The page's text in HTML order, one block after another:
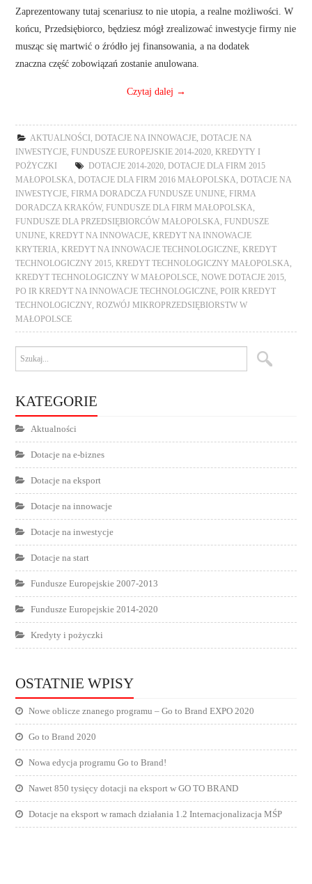
Zaprezentowany tutaj scenariusz to nie utopia, a realne możliwości. W
końcu, Przedsiębiorco, będziesz mógł zrealizować inwestycje firmy nie
musząc się martwić o źródło jej finansowania, a na dodatek
znaczna część zobowiązań zostanie anulowana.
Czytaj dalej →
AKTUALNOŚCI ,DOTACJE NA INNOWACJE ,DOTACJE NA
INWESTYCJE ,FUNDUSZE EUROPEJSKIE 2014-2020 ,KREDYTY I
POŻYCZKI
DOTACJE 2014-2020 ,DOTACJE DLA FIRM 2015
MAŁOPOLSKA ,DOTACJE DLA FIRM 2016 MAŁOPOLSKA ,DOTACJE NA
INWESTYCJE ,FIRMA DORADCZA FUNDUSZE UNIJNE ,FIRMA
DORADCZA KRAKÓW,FUNDUSZE DLA FIRM MAŁOPOLSKA
FUNDUSZE DLA PRZEDSIĘBIORCÓW MAŁOPOLSKA ,FUNDUSZE
UNIJNE ,KREDYT NA INNOWACJE ,KREDYT NA INNOWACJE
KRYTERIA ,KREDYT NA INNOWACJE TECHNOLOGICZNE ,KREDYT
TECHNOLOGICZNY 2015 ,KREDYT TECHNOLOGICZNY MAŁOPOLSKA
KREDYT TECHNOLOGICZNY W MAŁOPOLSCE ,NOWE DOTACJE 2015
PO IR KREDYT NA INNOWACJE TECHNOLOGICZNE ,POIR KREDYT
TECHNOLOGICZNY ,ROZWÓJ MIKROPRZEDSIĘBIORSTW W
MAŁOPOLSCE
KATEGORIE
Aktualności
Dotacje na e-biznes
Dotacje na eksport
Dotacje na innowacje
Dotacje na inwestycje
Dotacje na start
Fundusze Europejskie 2007-2013
Fundusze Europejskie 2014-2020
Kredyty i pożyczki
OSTATNIE WPISY
Nowe oblicze znanego programu – Go to Brand EXPO 2020
Go to Brand 2020
Nowa edycja programu Go to Brand!
Nawet 850 tysięcy dotacji na eksport w GO TO BRAND
Dotacje na eksport w ramach działania 1.2 Internacjonalizacja MŚP